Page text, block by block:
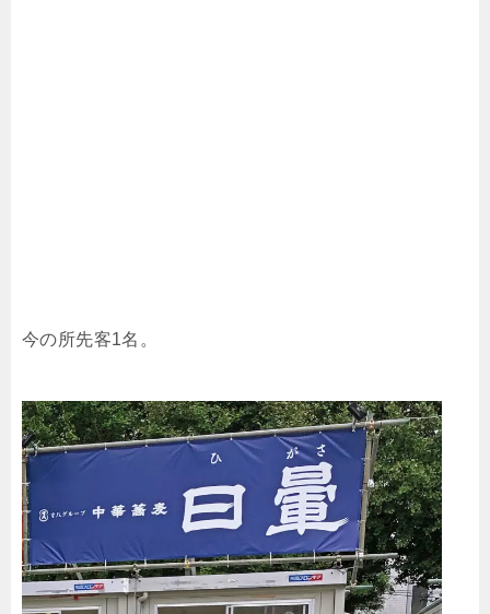
今の所先客1名。